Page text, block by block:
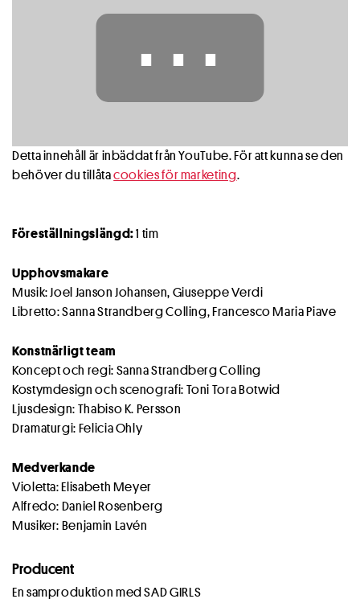
⋯
Detta innehåll är inbäddat från YouTube. För att kunna se den
behöver du tillåtacookies för marketing.
Föreställningslängd:1 tim
Upphovsmakare
Musik: Joel Janson Johansen, Giuseppe Verdi
Libretto: Sanna Strandberg Colling, Francesco Maria Piave
Konstnärligt team
Koncept och regi: Sanna Strandberg Colling
Kostymdesign och scenografi: Toni Tora Botwid
Ljusdesign: Thabiso K. Persson
Dramaturgi: Felicia Ohly
Medverkande
Violetta: Elisabeth Meyer
Alfredo: Daniel Rosenberg
Musiker: Benjamin Lavén
Producent
En samproduktion med SAD GIRLS